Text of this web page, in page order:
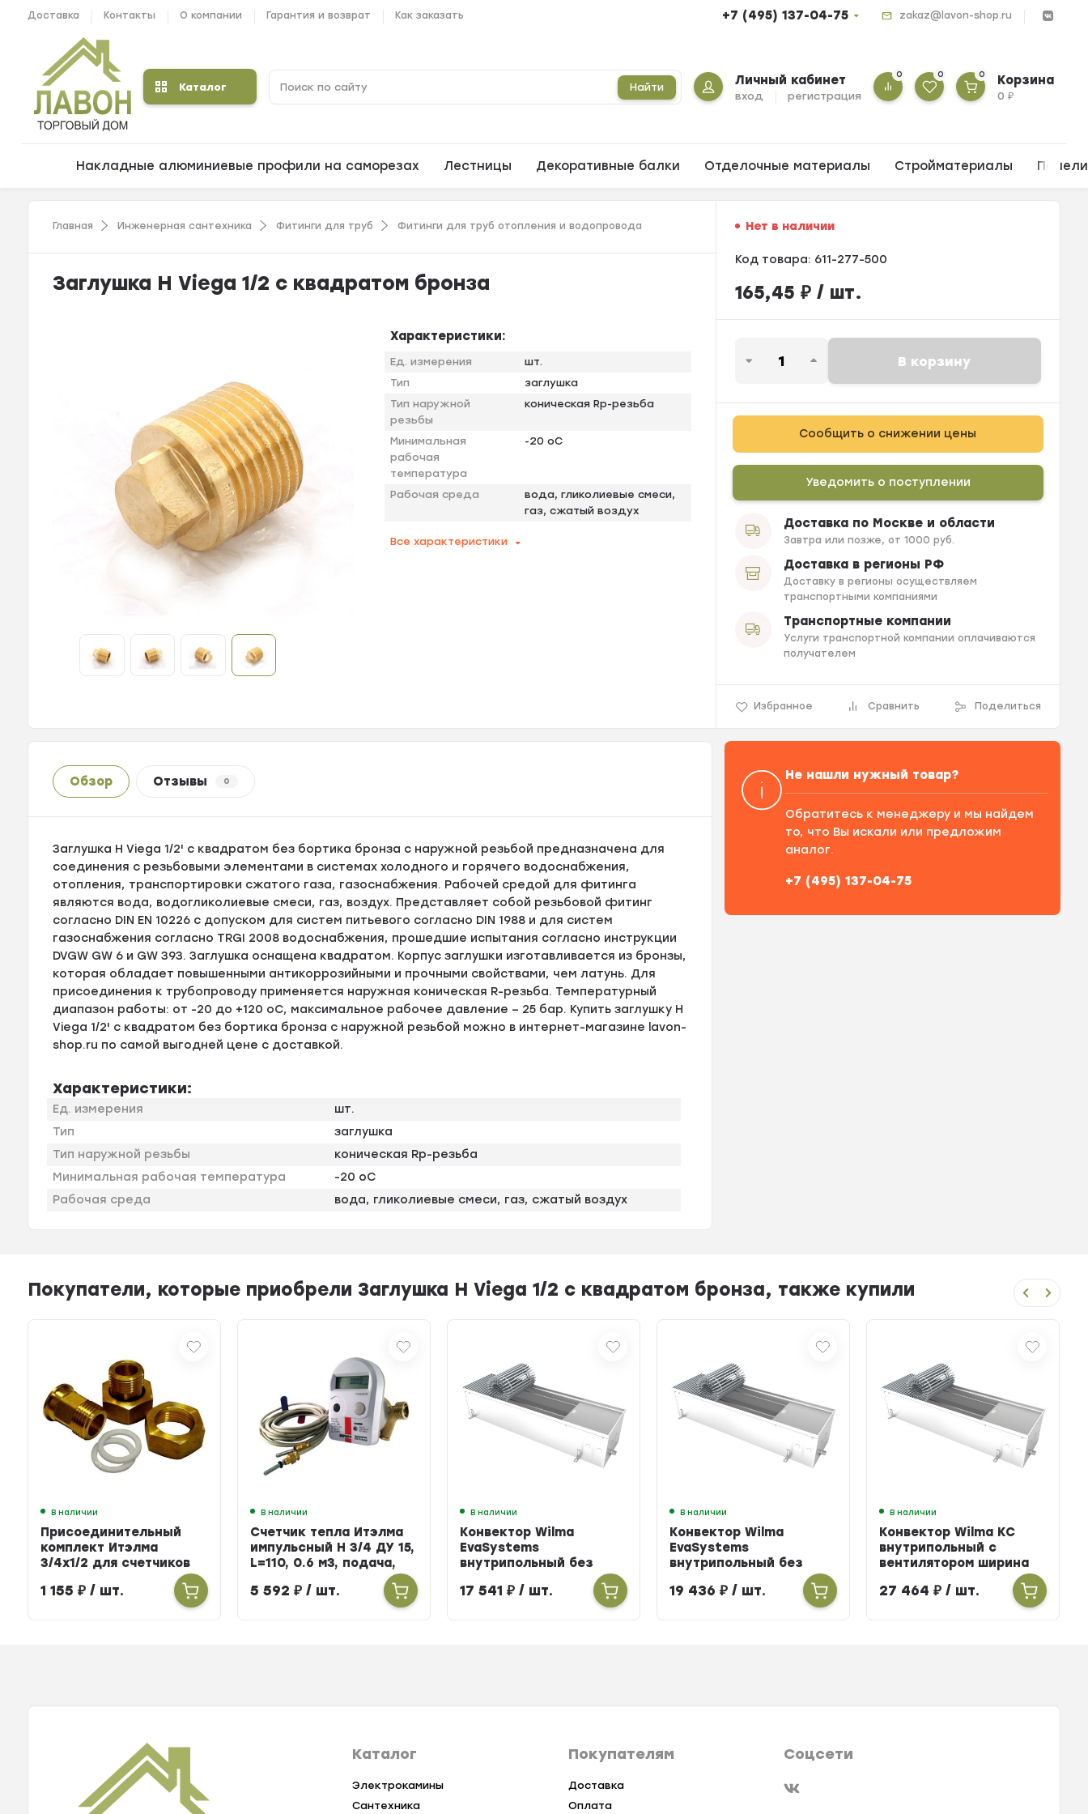
Доставка Контакты О компании Гарантия и возврат Как заказать +7 (495) 137-04-75 zakaz@lavon-shop.ru
Каталог Найти Личный кабинет
вход регистрация
0 0 0 Корзина
0₽
Накладные алюминиевые профили на саморезах Лестницы Декоративные балки Отделочные материалы Стройматериалы
Главная Инженерная сантехника Фитинги для труб Фитинги для труб отопления и водопровода
Заглушка Н Viega 1/2 с квадратом бронза
Характеристики:
Ед. измерения
шт.
Тип
заглушка
Тип наружной
резьбы
коническая Rp-резьба
Минимальная
рабочая
температура
-20 оС
Рабочая среда
вода, гликолиевые смеси,
газ, сжатый воздух
Все характеристики
Нет в наличии
Код товара: 611-277-500
165,45 ₽/ шт.
В корзину
Сообщить о снижении цены
Уведомить о поступлении
Доставка по Москве и области
Завтра или позже, от 1000 руб.
Доставка в регионы РФ
Доставку в регионы осуществляем
транспортными компаниями
Транспортные компании
Услуги транспортной компании оплачиваются
получателем
Избранное Сравнить Поделиться
Обзор Отзывы 0
Заглушка H Viega 1/2' с квадратом без бортика бронза с наружной резьбой предназначена для
соединения с резьбовыми элементами в системах холодного и горячего водоснабжения,
отопления, транспортировки сжатого газа, газоснабжения. Рабочей средой для фитинга
являются вода, водогликолиевые смеси, газ, воздух. Представляет собой резьбовой фитинг
согласно DIN EN 10226 с допуском для систем питьевого согласно DIN 1988 и для систем
газоснабжения согласно TRGI 2008 водоснабжения, прошедшие испытания согласно инструкции
DVGW GW 6 и GW 393. Заглушка оснащена квадратом. Корпус заглушки изготавливается из бронзы,
которая обладает повышенными антикоррозийными и прочными свойствами, чем латунь. Для
присоединения к трубопроводу применяется наружная коническая R-резьба. Температурный
диапазон работы: от -20 до +120 оС, максимальное рабочее давление – 25 бар. Купить заглушку H
Viega 1/2' с квадратом без бортика бронза с наружной резьбой можно в интернет-магазине lavon-
shop.ru по самой выгодней цене с доставкой.
Характеристики:
Ед. измерения
шт.
Тип
заглушка
Тип наружной резьбы
коническая Rp-резьба
Минимальная рабочая температура
-20 оС
Рабочая среда
вода, гликолиевые смеси, газ, сжатый воздух
Не нашли нужный товар?
Обратитесь к менеджеру и мы найдем
то, что Вы искали или предложим
аналог.
+7 (495) 137-04-75
Покупатели, которые приобрели Заглушка Н Viega 1/2 с квадратом бронза, также купили
В наличии
Присоединительный
комплект Итэлма
3/4х1/2 для счетчиков
1 155₽ / шт.
В наличии
Счетчик тепла Итэлма
импульсный Н 3/4 ДУ 15,
L=110, 0.6 м3, подача,
5 592₽ / шт.
В наличии
Конвектор Wilma
EvaSystems
внутрипольный без
вентилятора ширина
258мм высота 90мм
17 541₽ / шт.
В наличии
Конвектор Wilma
EvaSystems
внутрипольный без
вентилятора ширина
258мм высота 160мм
19 436₽ / шт.
В наличии
Конвектор Wilma KC
внутрипольный с
вентилятором ширина
303мм высота 100мм
длина 2700мм
27 464₽ / шт.
Каталог
Электрокамины
Сантехника
Покупателям
Доставка
Оплата
Соцсети